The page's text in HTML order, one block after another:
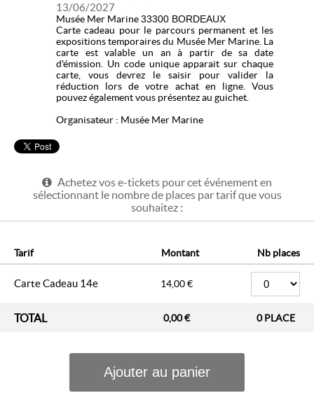
13/06/2027
Musée Mer Marine33300 BORDEAUX
Carte cadeau pour le parcours permanent et les
expositions temporaires du Musée Mer Marine. La
carte est valable un an à partir de sa date
d'émission. Un code unique apparait sur chaque
carte, vous devrez le saisir pour valider la
réduction lors de votre achat en ligne. Vous
pouvez également vous présentez au guichet.
Organisateur : Musée Mer Marine
Achetez vos e-tickets pour cet événement en
sélectionnant le nombre de places par tarif que vous
souhaitez :
Tarif Montant Nb places
Carte Cadeau 14e 14,00 €
TOTAL 0,00 € 0 PLACE